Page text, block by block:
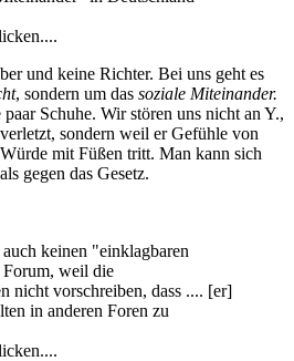
und keine Richter. Bei uns geht es
, sondern um das soziale Miteinander.
Schuhe. Wir stören uns nicht an Y.,
sondern weil er Gefühle von
mit Füßen tritt. Man kann sich
gegen das Gesetz.
auch keinen "einklagbaren
weil die
nicht vorschreiben, dass .... [er]
in anderen Foren zu